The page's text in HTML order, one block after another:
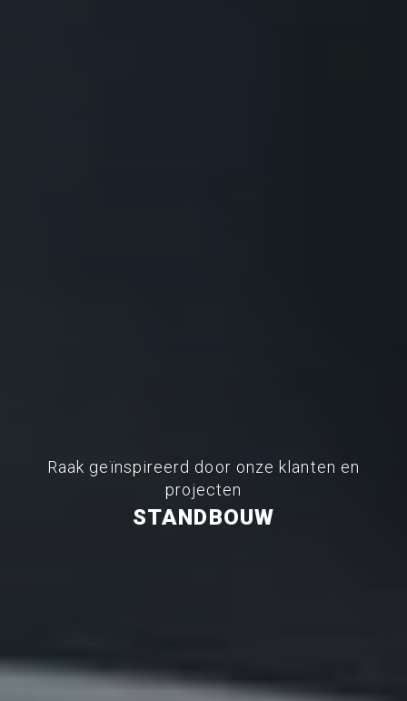
Raak geïnspireerd door onze klanten en
projecten
STANDBOUW